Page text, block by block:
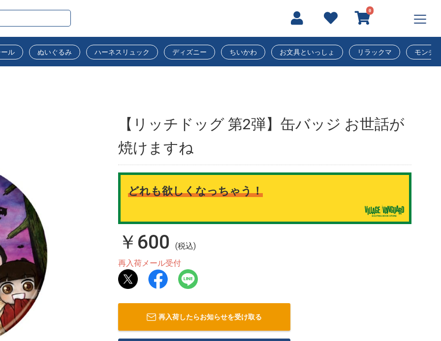
0
ル ぬいぐるみ ハーネスリュック ディズニー ちいかわ お文具といっしょ リラックマ モンチ
【リッチドッグ 第2弾】缶バッジ お世話が
焼けますね
どれも欲しくなっちゃう！
￥600
(税込)
再入荷メール受付
再入荷したらお知らせを受け取る